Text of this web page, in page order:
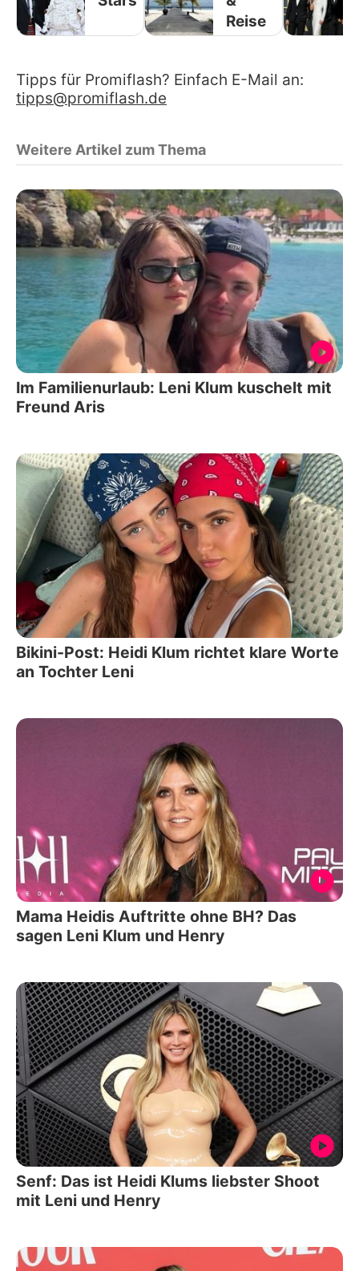
Reise
Tipps für Promiflash? Einfach E-Mail an:
tipps@promiflash.de
Weitere Artikel zum Thema
Im Familienurlaub: Leni Klum kuschelt mit
Freund Aris
Bikini-Post: Heidi Klum richtet klare Worte
an Tochter Leni
Mama Heidis Auftritte ohne BH? Das
sagen Leni Klum und Henry
Senf: Das ist Heidi Klums liebster Shoot
mit Leni und Henry